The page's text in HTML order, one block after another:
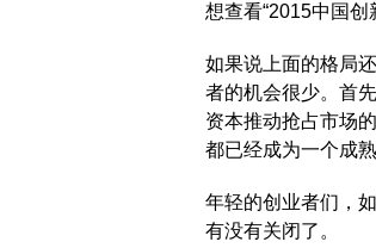
想查看“2015中国创
如果说上面的格局
者的机会很少。首
资本推动抢占市场
都已经成为一个成
年轻的创业者们，
有没有关闭了。